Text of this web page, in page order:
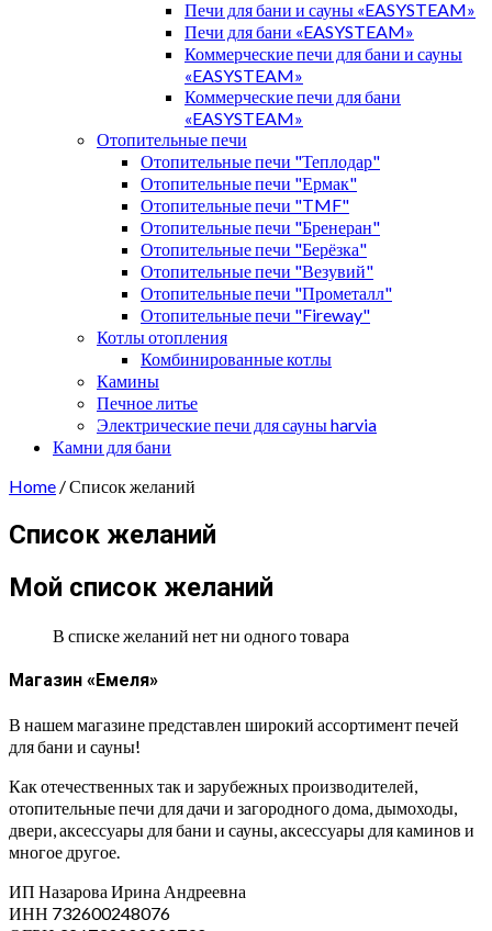
Печи для бани и сауны «EASYSTEAM»
Печи для бани «EASYSTEAM»
Коммерческие печи для бани и сауны
«EASYSTEAM»
Коммерческие печи для бани
«EASYSTEAM»
Отопительные печи
Отопительные печи "Теплодар"
Отопительные печи "Ермак"
Отопительные печи "TMF"
Отопительные печи "Бренеран"
Отопительные печи "Берёзка"
Отопительные печи "Везувий"
Отопительные печи "Прометалл"
Отопительные печи "Fireway"
Котлы отопления
Комбинированные котлы
Камины
Печное литье
Электрические печи для сауны harvia
Камни для бани
Home / Список желаний
Список желаний
Мой список желаний
В списке желаний нет ни одного товара
Магазин «Емеля»
В нашем магазине представлен широкий ассортимент печей
для бани и сауны!
Как отечественных так и зарубежных производителей,
отопительные печи для дачи и загородного дома, дымоходы,
двери, аксессуары для бани и сауны, аксессуары для каминов и
многое другое.
ИП Назарова Ирина Андреевна⁠
ИНН 732600248076